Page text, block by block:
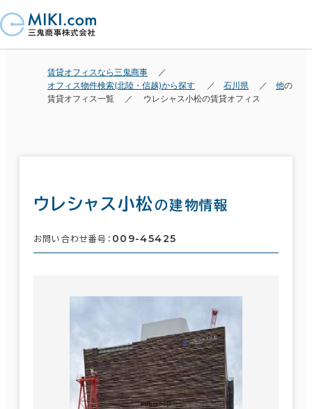
賃貸オフィスなら三鬼商事
オフィス物件検索(北陸・信越)から探す
石川県 他の
賃貸オフィス一覧
ウレシャス小松の賃貸オフィス
ウレシャス小松の建物情報
お問い合わせ番号： 009-45425